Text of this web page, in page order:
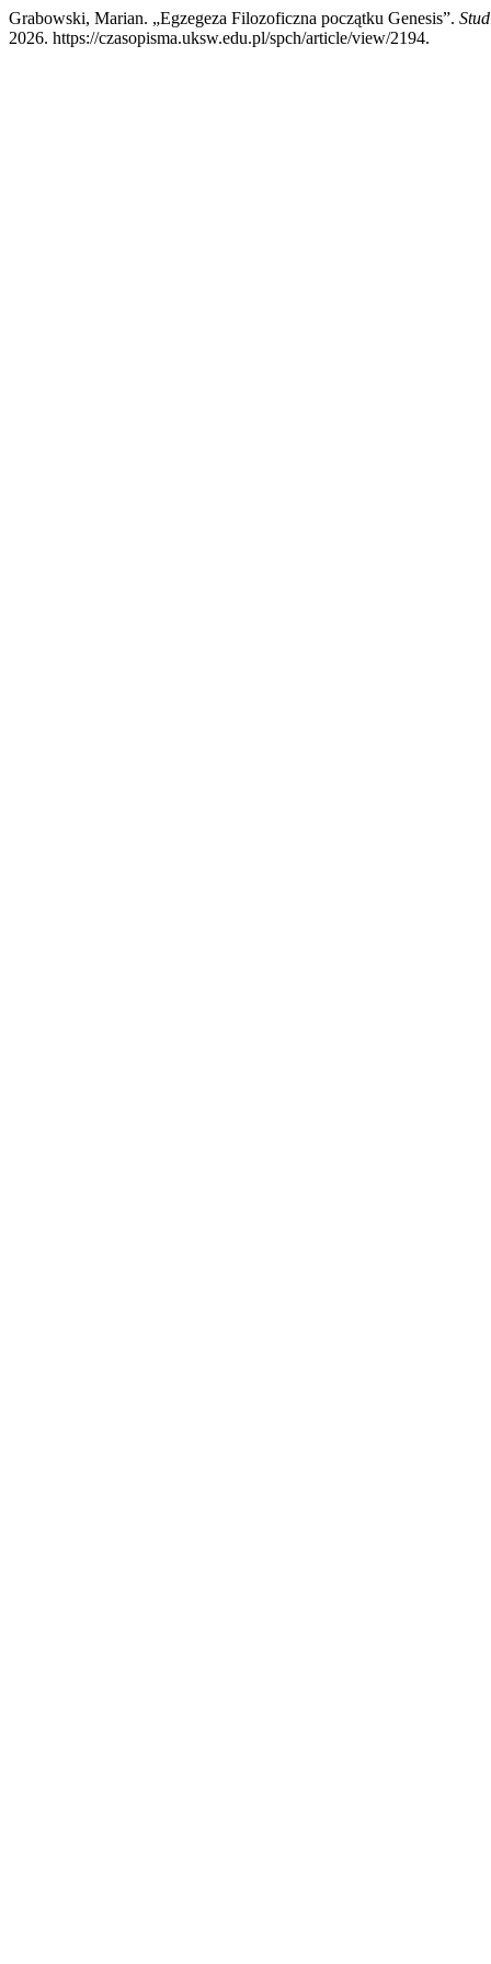
Grabowski, Marian. „Egzegeza Filozoficzna początku Genesis”.
2026. https://czasopisma.uksw.edu.pl/spch/article/view/2194.